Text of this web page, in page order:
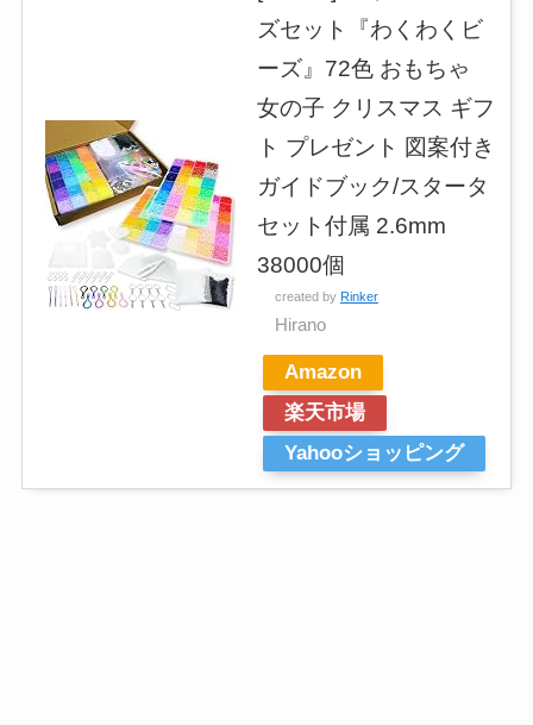
ズセット『わくわくビ
ーズ』72色 おもちゃ
女の子 クリスマス ギフ
ト プレゼント 図案付き
ガイドブック/スタータ
セット付属 2.6mm
38000個
created by Rinker
Hirano
Amazon
楽天市場
Yahooショッピング